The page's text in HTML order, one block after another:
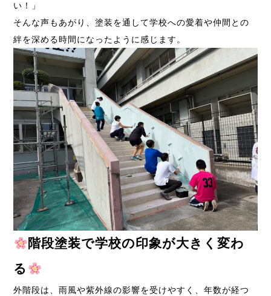
い！」
そんな声もあがり、塗装を通して学校への愛着や仲間との
絆を深める時間になったように感じます。
階段塗装で学校の印象が大きく変わ
る
外階段は、雨風や紫外線の影響を受けやすく、年数が経つ